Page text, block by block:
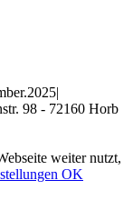
|
98 - 72160 Horb
weiter nutzt,
OK